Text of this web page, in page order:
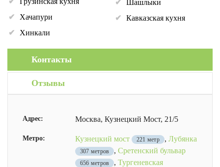
Хачапури
Хинкали
Шашлыки
Кавказская кухня
Контакты
Отзывы
Адрес: Москва, Кузнецкий Мост, 21/5
Метро: Кузнецкий мост 221 метр , Лубянка
307 метров ,Сретенский бульвар
656 метров ,Тургеневская